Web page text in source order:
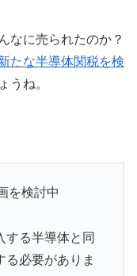
なに売られたのか？
たな半導体関税を検
うね。
を検討中
する半導体と同
る必要がありま